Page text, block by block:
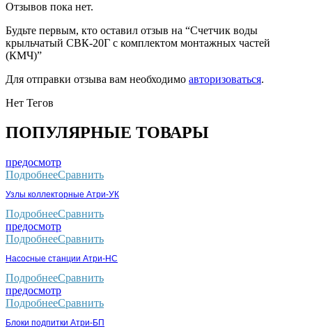
Отзывов пока нет.
Будьте первым, кто оставил отзыв на “Счетчик воды
крыльчатый СВК-20Г с комплектом монтажных частей
(КМЧ)”
Для отправки отзыва вам необходимо авторизоваться.
Нет Тегов
ПОПУЛЯРНЫЕ ТОВАРЫ
предосмотр
ПодробнееСравнить
Узлы коллекторные Атри-УК
ПодробнееСравнить
предосмотр
ПодробнееСравнить
Насосные станции Атри-НС
ПодробнееСравнить
предосмотр
ПодробнееСравнить
Блоки подпитки Атри-БП